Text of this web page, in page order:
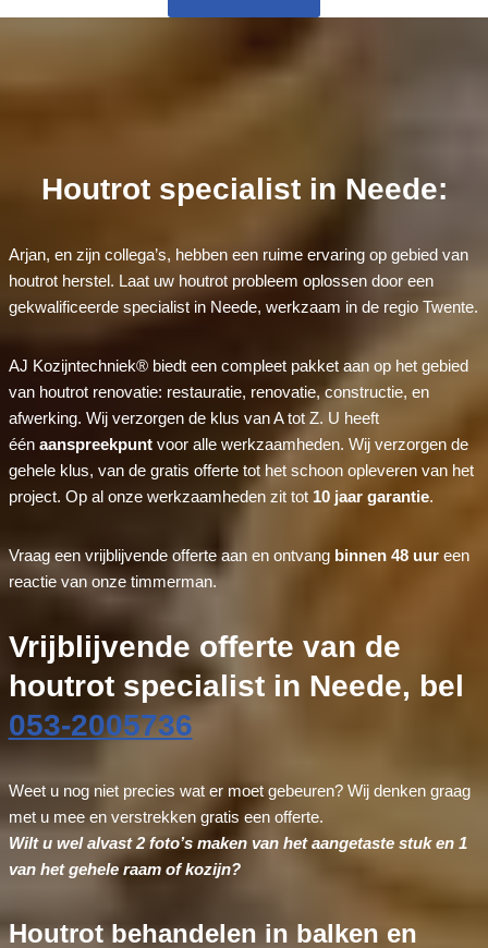
Houtrot specialist in Neede:
Arjan, en zijn collega’s, hebben een ruime ervaring op gebied van
houtrot herstel. Laat uw houtrot probleem oplossen door een
gekwalificeerde specialist in Neede, werkzaam in de regio Twente.
AJ Kozijntechniek® biedt een compleet pakket aan op het gebied
van houtrot renovatie: restauratie, renovatie, constructie, en
afwerking. Wij verzorgen de klus van A tot Z. U heeft
één aanspreekpuntvoor alle werkzaamheden. Wij verzorgen de
gehele klus, van de gratis offerte tot het schoon opleveren van het
project. Op al onze werkzaamheden zit tot 10 jaar garantie.
Vraag een vrijblijvende offerte aan en ontvang binnen 48 uureen
reactie van onze timmerman.
Vrijblijvende offerte van de
houtrot specialist in Neede, bel
053-2005736
Weet u nog niet precies wat er moet gebeuren? Wij denken graag
met u mee en verstrekken gratis een offerte.
Wilt u wel alvast 2 foto’s maken van het aangetaste stuk en 1
van het gehele raam of kozijn?
Houtrot behandelen in balken en